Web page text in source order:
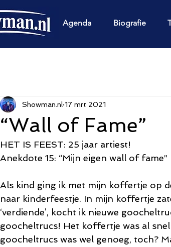
“Wall of Fame”
Showman.nl 17 mrt 2021
HET IS FEEST: 25 jaar artiest!
Anekdote 15: “Mijn eigen wall of fame”
Als kind ging ik met mijn koffertje op
naar kinderfeestje. In mijn koffertje
‘verdiende’, kocht ik nieuwe
goocheltrucs! Het koffertje was al
goocheltrucs was wel genoeg, toch?
Agenda Biografie